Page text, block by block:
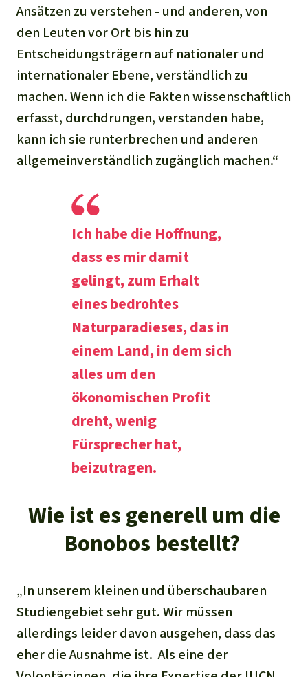
Ansätzen zu verstehen - und anderen, von
den Leuten vor Ort bis hin zu
Entscheidungsträgern auf nationaler und
internationaler Ebene, verständlich zu
machen. Wenn ich die Fakten wissenschaftlich
erfasst, durchdrungen, verstanden habe,
kann ich sie runterbrechen und anderen
allgemeinverständlich zugänglich machen.“
Ich habe die Hoffnung,
dass es mir damit
gelingt, zum Erhalt
eines bedrohtes
Naturparadieses, das in
einem Land, in dem sich
alles um den
ökonomischen Profit
dreht, wenig
Fürsprecher hat,
beizutragen.
Wie ist es generell um die
Bonobos bestellt?
„In unserem kleinen und überschaubaren
Studiengebiet sehr gut. Wir müssen
allerdings leider davon ausgehen, dass das
eher die Ausnahme ist. Als eine der